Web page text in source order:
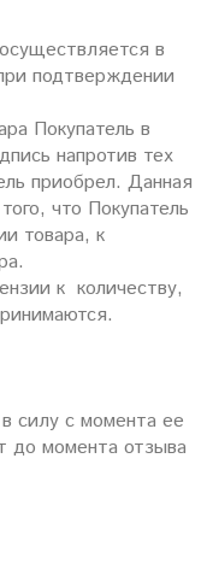
в
подтверждении
Покупатель в
напротив тех
приобрел. Данная
что Покупатель
товара, к
к количеству,
силу с момента ее
до момента отзыва